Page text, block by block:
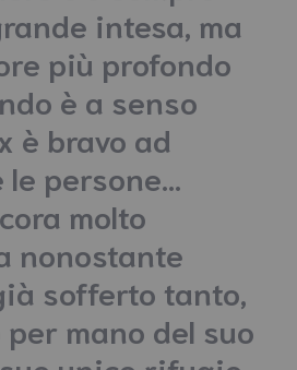
intesa, ma
più profondo
è a senso
è bravo ad
persone…
molto
nonostante
sofferto tanto,
mano del suo